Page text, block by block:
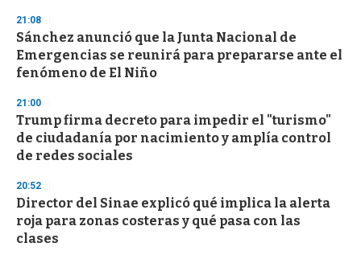
d
s
21:08
Sánchez anunció que la Junta Nacional de
Emergencias se reunirá para prepararse ante el
fenómeno de El Niño
21:00
Trump firma decreto para impedir el "turismo"
de ciudadanía por nacimiento y amplía control
de redes sociales
20:52
Director del Sinae explicó qué implica la alerta
roja para zonas costeras y qué pasa con las
clases